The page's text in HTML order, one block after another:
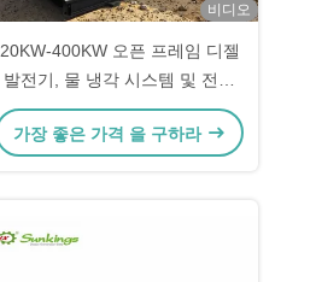
비디오
20KW-400KW 오픈 프레임 디젤
발전기, 물 냉각 시스템 및 전기
시작
가장 좋은 가격 을 구하라